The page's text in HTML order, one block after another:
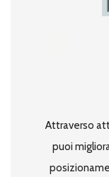
Attraverso
puoi